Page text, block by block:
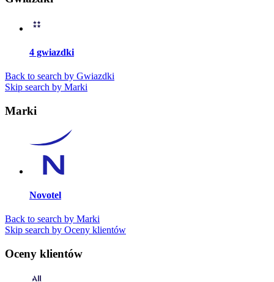
4 gwiazdki
Back to search by Gwiazdki
Skip search by Marki
Marki
Novotel
Back to search by Marki
Skip search by Oceny klientów
Oceny klientów